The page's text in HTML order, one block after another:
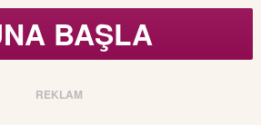
BAŞLA
REKLAM